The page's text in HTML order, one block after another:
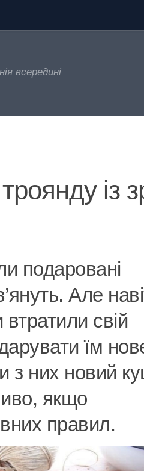
всередині
із
подаровані
Але
втратили свій
їм
з них новий
якщо
правил.